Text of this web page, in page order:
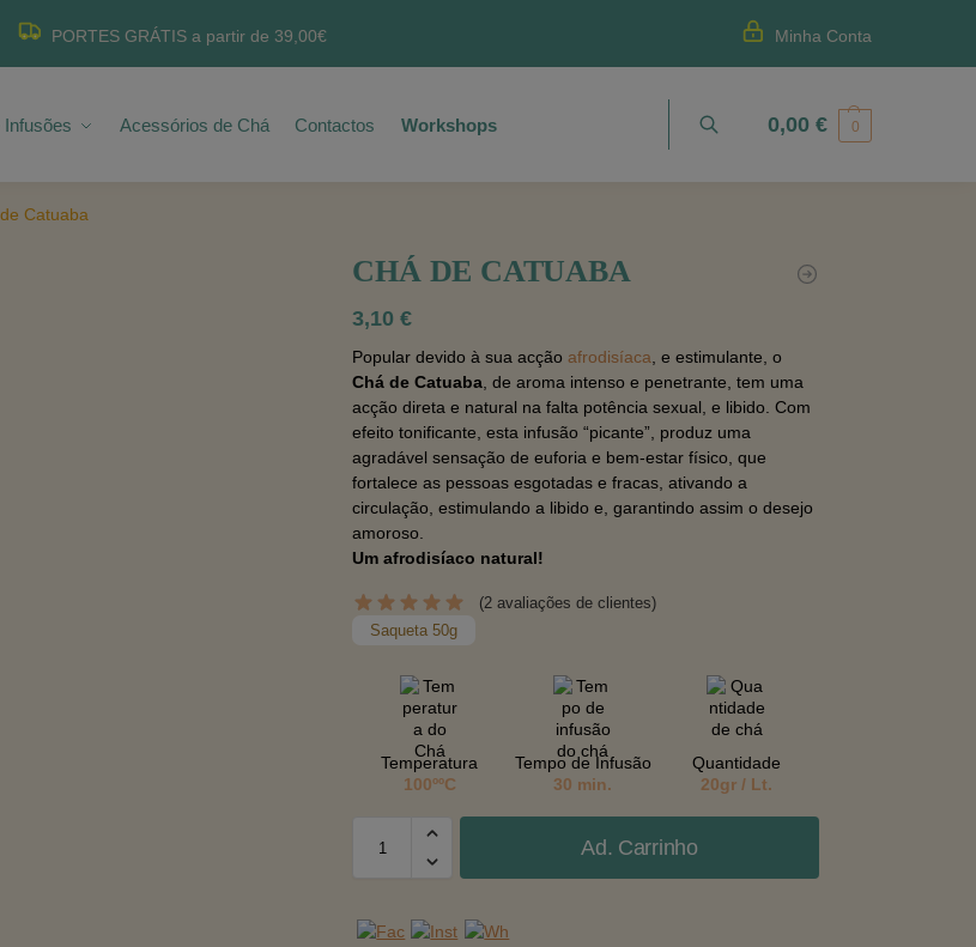
PORTES GRÁTIS a partir de 39,00€ Minha Conta
Infusões Acessórios de Chá Contactos WorkshopsPesquisa 0,00 € 0
Catuaba
CHÁ DE CATUABA
3,10€
Popular devido à sua acçãoafrodisíaca, e estimulante, o
Chá de Catuaba, de aroma intenso e penetrante, tem uma
acção direta e natural na falta potência sexual, e libido. Com
efeito tonificante, esta infusão “picante”, produz uma
agradável sensação de euforia e bem-estar físico, que
fortalece as pessoas esgotadas e fracas, ativando a
circulação, estimulando a libido e, garantindo assim o desejo
amoroso.
Um afrodisíaco natural!
(2 avaliações de clientes)
Saqueta 50g
Temperatura
100ººC
Tempo de Infusão
30 min.
Quantidade
20gr / Lt.
Ad. Carrinho